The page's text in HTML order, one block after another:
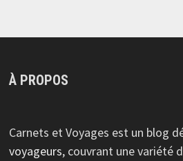
À PROPOS
Carnets et Voyages est un blog
voyageurs, couvrant une variété